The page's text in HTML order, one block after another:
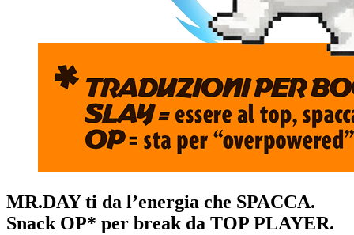
MR.DAYti da l’energia che SPACCA.
Snack OP* per break da TOP PLAYER.